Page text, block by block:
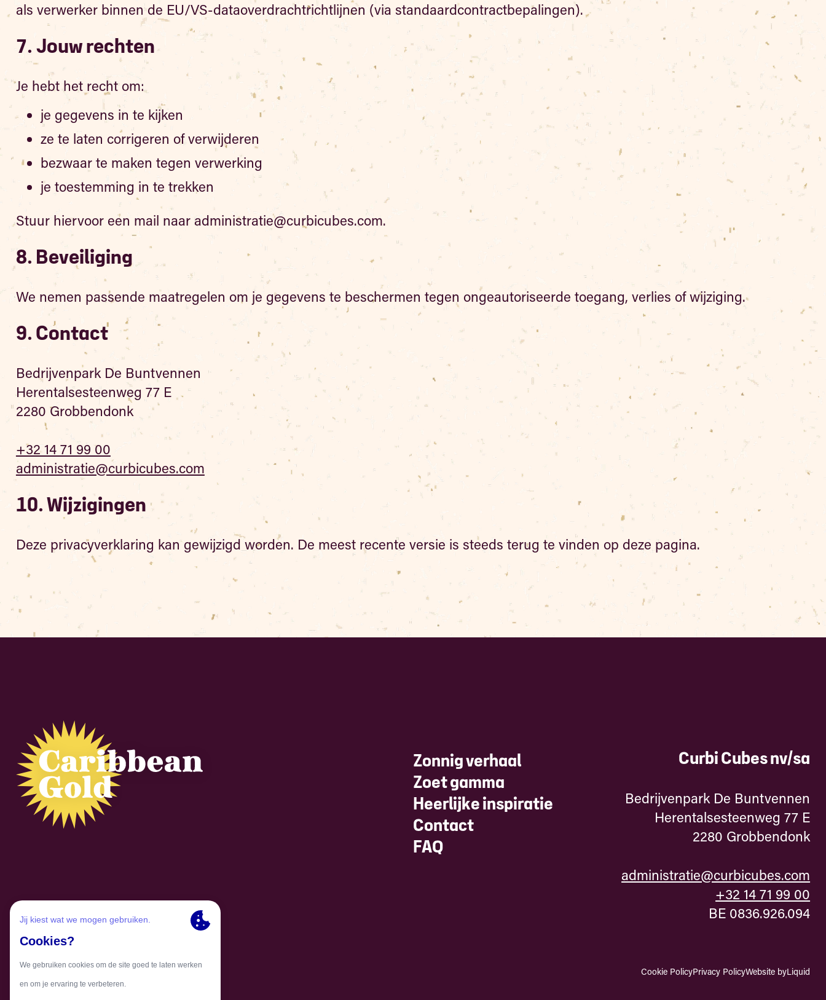
als verwerker binnen de EU/VS-dataoverdrachtrichtlijnen (via standaardcontractbepalingen).
7. Jouw rechten
Je hebt het recht om:
je gegevens in te kijken
ze te laten corrigeren of verwijderen
bezwaar te maken tegen verwerking
je toestemming in te trekken
Stuur hiervoor een mail naar administratie@curbicubes.com.
8. Beveiliging
We nemen passende maatregelen om je gegevens te beschermen tegen ongeautoriseerde toegang, verlies of wijziging.
9. Contact
Bedrijvenpark De Buntvennen
Herentalsesteenweg 77 E
2280 Grobbendonk
+32 14 71 99 00
administratie@curbicubes.com
10. Wijzigingen
Deze privacyverklaring kan gewijzigd worden. De meest recente versie is steeds terug te vinden op deze pagina.
Zonnig verhaal
Zoet gamma
Heerlijke inspiratie
Contact
FAQ
Curbi Cubes nv/sa
Bedrijvenpark De Buntvennen
Herentalsesteenweg 77 E
2280 Grobbendonk
administratie@curbicubes.com
+32 14 71 99 00
BE 0836.926.094
Cookie PolicyPrivacy PolicyWebsite byLiquid